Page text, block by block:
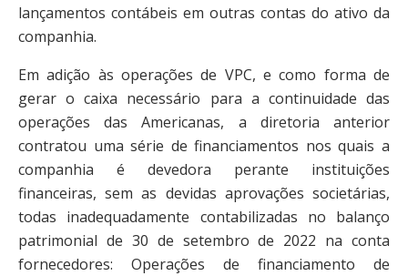
lançamentos contábeis em outras contas do ativo da
companhia.
Em adição às operações de VPC, e como forma de
gerar o caixa necessário para a continuidade das
operações das Americanas, a diretoria anterior
contratou uma série de financiamentos nos quais a
companhia é devedora perante instituições
financeiras, sem as devidas aprovações societárias,
todas inadequadamente contabilizadas no balanço
patrimonial de 30 de setembro de 2022 na conta
fornecedores: Operações de financiamento de